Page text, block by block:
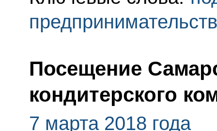
Посещение
кондитерского
7 марта 2018 года